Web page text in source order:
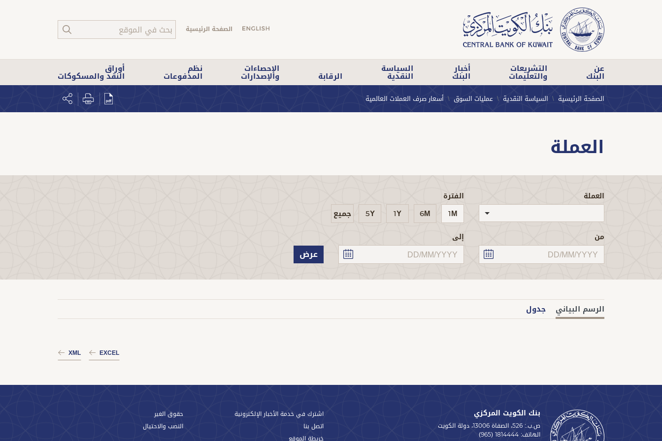
الصفحة الرئيسية
عن
البنك
التشريعات
والتعليمات
أخبار
البنك
السياسة
النقدية الرقابة
الإحصاءات
والإصدارات
نظم
المدفوعات
أوراق
النقد والمسكوكات
الصفحة الرئيسية السياسة النقدية عمليات السوق أسعار صرف العملات العالمية
العملة
العملة الفترة
1M
6M
1Y
5Y جميع
من إلى
عرض
الرسم البياني جدول
EXCEL
XML
بنك الكويت المركزي
ص.ب.: 526، الصفاة 13006، دولة الكويت
الهاتف: (965) 1814444
اشترك في خدمة الأخبار الإلكترونية
اتصل بنا
خريطة الموقع
حقوق الغير
النصب والاحتيال